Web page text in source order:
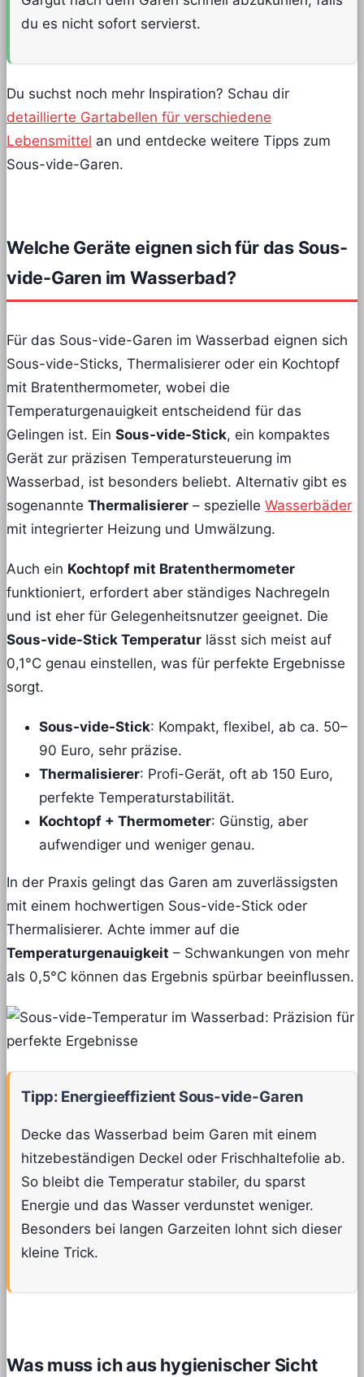
du es nicht sofort servierst.
Du suchst noch mehr Inspiration? Schau dir
detaillierte Gartabellen für verschiedene
Lebensmittel an und entdecke weitere Tipps zum
Sous-vide-Garen.
Welche Geräte eignen sich für das Sous-
vide-Garen im Wasserbad?
Für das Sous-vide-Garen im Wasserbad eignen sich
Sous-vide-Sticks, Thermalisierer oder ein Kochtopf
mit Bratenthermometer, wobei die
Temperaturgenauigkeit entscheidend für das
Gelingen ist. Ein Sous-vide-Stick, ein kompaktes
Gerät zur präzisen Temperatursteuerung im
Wasserbad, ist besonders beliebt. Alternativ gibt es
sogenannte Thermalisierer – spezielle Wasserbäder
mit integrierter Heizung und Umwälzung.
Auch ein Kochtopf mit Bratenthermometer
funktioniert, erfordert aber ständiges Nachregeln
und ist eher für Gelegenheitsnutzer geeignet. Die
Sous-vide-Stick Temperatur lässt sich meist auf
0,1°C genau einstellen, was für perfekte Ergebnisse
sorgt.
Sous-vide-Stick: Kompakt, flexibel, ab ca. 50–
90 Euro, sehr präzise.
Thermalisierer: Profi-Gerät, oft ab 150 Euro,
perfekte Temperaturstabilität.
Kochtopf + Thermometer: Günstig, aber
aufwendiger und weniger genau.
In der Praxis gelingt das Garen am zuverlässigsten
mit einem hochwertigen Sous-vide-Stick oder
Thermalisierer. Achte immer auf die
Temperaturgenauigkeit – Schwankungen von mehr
als 0,5°C können das Ergebnis spürbar beeinflussen.
Tipp: Energieeffizient Sous-vide-Garen
Decke das Wasserbad beim Garen mit einem
hitzebeständigen Deckel oder Frischhaltefolie ab.
So bleibt die Temperatur stabiler, du sparst
Energie und das Wasser verdunstet weniger.
Besonders bei langen Garzeiten lohnt sich dieser
kleine Trick.
Was muss ich aus hygienischer Sicht